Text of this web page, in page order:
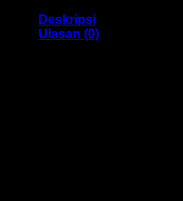
Deskripsi
Ulasan (0)